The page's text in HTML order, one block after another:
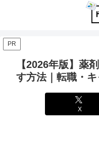
PR
【2026年版】薬
す方法｜転職・
X